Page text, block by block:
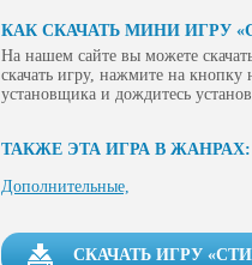
КАК СКАЧАТЬ МИНИ ИГРУ
На нашем сайте вы можете
скачать игру, нажмите на кнопку
установщика и дождитесь
ТАКЖЕ ЭТА ИГРА В ЖАНРАХ:
Дополнительные,
СКАЧАТЬ ИГРУ